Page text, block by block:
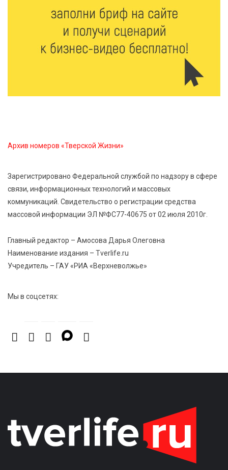
«Эстафету чемпионов» провели на площади
Оленинского Дома культуры
день
7 Авг 2026 23:02 535
В Тверской области стартовала четвертая смена:
инспекторы ГИБДД напомнили школьникам
правила безопасности в автобусах
Архив номеров «Тверской Жизни»
Зарегистрировано Федеральной службой по надзору в сфере
связи, информационных технологий и массовых
коммуникаций. Свидетельство о регистрации средства
массовой информации ЭЛ №ФС77-40675 от 02 июля 2010г.
Главный редактор – Амосова Дарья Олеговна
Наименование издания – Tverlife.ru
Учредитель – ГАУ «РИА «Верхневолжье»
Мы в соцсетях: